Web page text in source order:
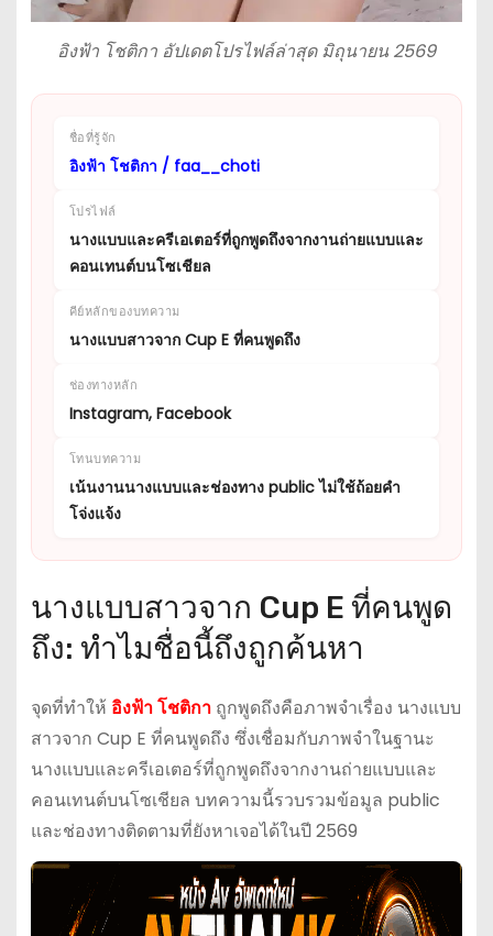
อิงฟ้า โชติกา อัปเดตโปรไฟล์ล่าสุด มิถุนายน 2569
ชื่อที่รู้จัก
อิงฟ้า โชติกา / faa__choti
โปรไฟล์
นางแบบและครีเอเตอร์ที่ถูกพูดถึงจากงานถ่ายแบบและ
คอนเทนต์บนโซเชียล
คีย์หลักของบทความ
นางแบบสาวจาก Cup E ที่คนพูดถึง
ช่องทางหลัก
Instagram, Facebook
โทนบทความ
เน้นงานนางแบบและช่องทาง public ไม่ใช้ถ้อยคำ
โจ่งแจ้ง
นางแบบสาวจาก Cup E ที่คนพูด
ถึง: ทำไมชื่อนี้ถึงถูกค้นหา
จุดที่ทำให้ อิงฟ้า โชติกาถูกพูดถึงคือภาพจำเรื่อง นางแบบ
สาวจาก Cup E ที่คนพูดถึง ซึ่งเชื่อมกับภาพจำในฐานะ
นางแบบและครีเอเตอร์ที่ถูกพูดถึงจากงานถ่ายแบบและ
คอนเทนต์บนโซเชียล บทความนี้รวบรวมข้อมูล public
และช่องทางติดตามที่ยังหาเจอได้ในปี 2569